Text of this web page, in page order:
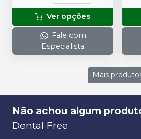
Ver opções
Fale com
Especialista
Mais
Não achou algum
Dental Free